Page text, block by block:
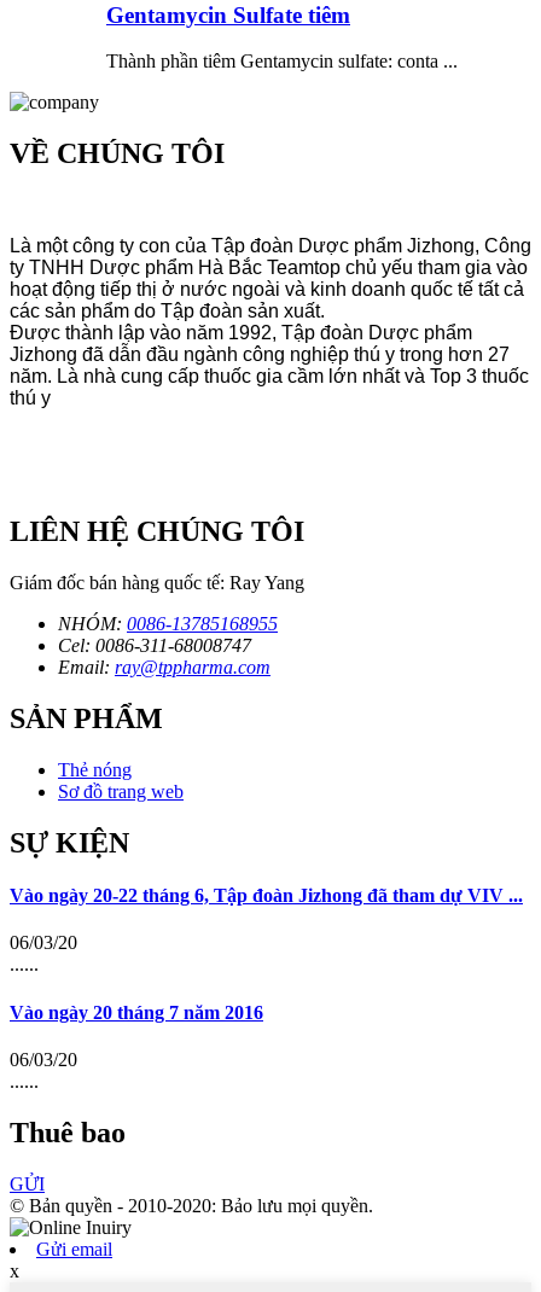
Gentamycin Sulfate tiêm
Thành phần tiêm Gentamycin sulfate: conta ...
VỀ CHÚNG TÔI
Là một công ty con của Tập đoàn Dược phẩm Jizhong, Công
ty TNHH Dược phẩm Hà Bắc Teamtop chủ yếu tham gia vào
hoạt động tiếp thị ở nước ngoài và kinh doanh quốc tế tất cả
các sản phẩm do Tập đoàn sản xuất.
Được thành lập vào năm 1992, Tập đoàn Dược phẩm
Jizhong đã dẫn đầu ngành công nghiệp thú y trong hơn 27
năm. Là nhà cung cấp thuốc gia cầm lớn nhất và Top 3 thuốc
thú y
LIÊN HỆ CHÚNG TÔI
Giám đốc bán hàng quốc tế: Ray Yang
NHÓM: 0086-13785168955
Cel: 0086-311-68008747
Email: ray@tppharma.com
SẢN PHẨM
Thẻ nóng
Sơ đồ trang web
SỰ KIỆN
Vào ngày 20-22 tháng 6, Tập đoàn Jizhong đã tham dự VIV ...
06/03/20
......
Vào ngày 20 tháng 7 năm 2016
06/03/20
......
Thuê bao
GỬI
© Bản quyền - 2010-2020: Bảo lưu mọi quyền.
Gửi email
x